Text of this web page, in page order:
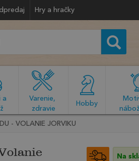
Hry a hračky
a
Varenie,
zdravie
Hobby
- VOLANIE JORVIKU
Na